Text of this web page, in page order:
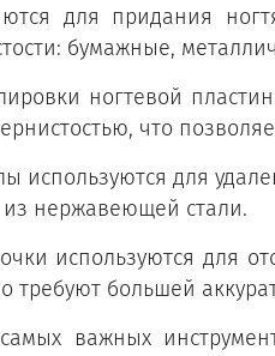
для придания
бумажные,
ногтевой
что
используются для
нержавеющей стали.
используются для
требуют большей
важных